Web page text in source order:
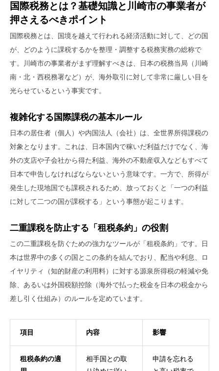
国際税務とは？基礎知識と川崎市の事業者が
押さえるべきポイント
国際税務とは、国境を越えて行われる経済活動に対して、どの国
が、どのように課税するかを整理・調整する税務実務の総称で
す。川崎市の事業者がまず理解すべきは、日本の税務当局（川崎
南・北・西税務署など）が、海外取引に対して非常に厳しい目を
光らせているという事実です。
複雑化する国際課税の基本ルール
日本の居住者（個人）や内国法人（会社）は、全世界所得課税の
対象となります。これは、日本国内で稼いだ利益だけでなく、海
外の支店や子会社から得た利益、海外の不動産収入などもすべて
日本で申告しなければならないという意味です。一方で、所得が
発生した現地国でも課税されるため、放っておくと「一つの利益
に対して二つの国が課税する」という事態が起こります。
二重課税を防止する「租税条約」の役割
この二重課税を防ぐための強力なツールが「租税条約」です。日
本は世界中の多くの国とこの条約を結んでおり、配当や利息、ロ
イヤリティ（知的財産の利用料）に対する源泉所得税の軽減や免
除、あるいは外国税額控除（海外で払った税金を日本の税金から
差し引く仕組み）のルールを定めています。
項目 内容 影響
租税条約の適
相手国との取
申請を忘れる